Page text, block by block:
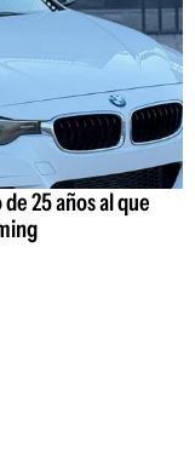
25 años al que